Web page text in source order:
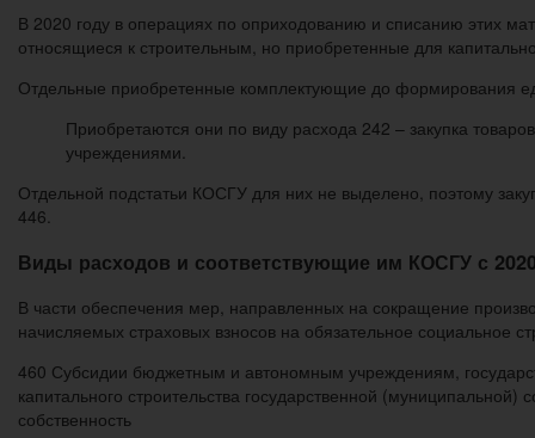
В 2020 году в операциях по оприходованию и списанию этих
относящиеся к строительным, но приобретенные для
Отдельные приобретенные комплектующие до формирования
Приобретаются они по виду расхода 242 – закупка
учреждениями.
Отдельной подстатьи КОСГУ для них не выделено, поэтому
446.
Виды расходов и соответствующие им КОСГУ с
В части обеспечения мер, направленных на сокращение
начисляемых страховых взносов на обязательное социальное
460 Субсидии бюджетным и автономным учреждениям,
капитального строительства государственной
собственность